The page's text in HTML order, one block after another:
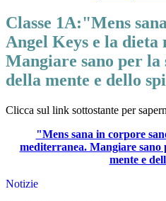
Classe 1A:"Mens
Angel Keys e la dieta
Mangiare sano per la
della mente e dello
Clicca sul link sottostante per
"Mens sana in corpore
mediterranea. Mangiare sano
mente e
Notizie